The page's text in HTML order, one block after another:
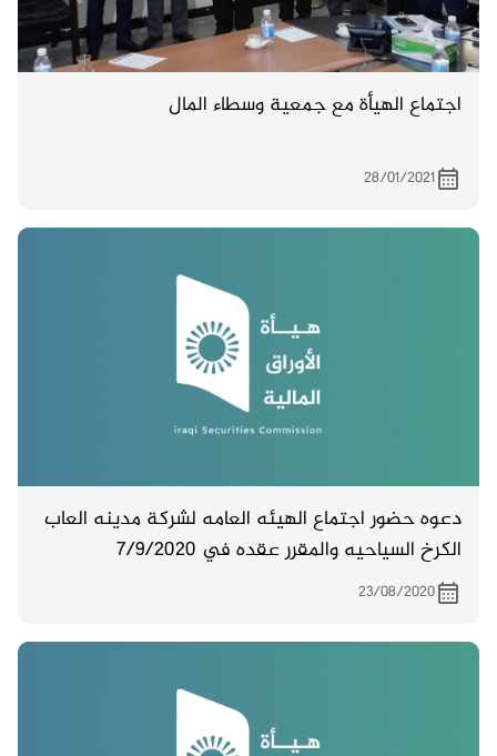
اجتماع الهيأة مع جمعية وسطاء المال
28/01/2021
دعوه حضور اجتماع الهيئه العامه لشركة مدينه العاب
الكرخ السياحيه والمقرر عقده في 7/9/2020
23/08/2020